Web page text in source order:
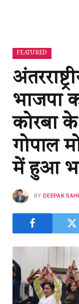
FEATURED
भाजपा
कोरबा
गोपाल
में हुआ
BY DEEPAK